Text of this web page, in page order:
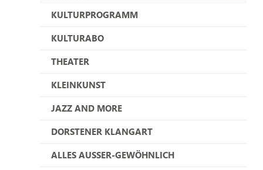
KULTURPROGRAMM
KULTURABO
THEATER
KLEINKUNST
JAZZ AND MORE
DORSTENER KLANGART
ALLES AUSSER-GEWÖHNLICH